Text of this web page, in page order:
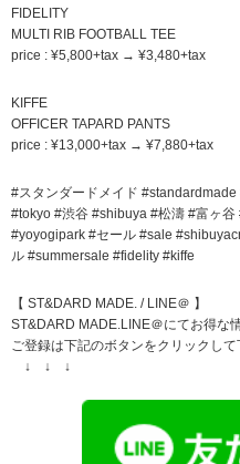
FIDELITY
MULTI RIB FOOTBALL TEE
price : ¥5,800+tax → ¥3,480+tax
KIFFE
OFFICER TAPARD PANTS
price : ¥13,000+tax → ¥7,880+tax
#スタンダードメイド
#tokyo #渋谷 #shibuya #松濤 #富ヶ
#yoyogipark #セール #sale
ル #summersale #fidelity #kiffe
【 ST&DARD MADE. / LINE＠ 】
ST&DARD MADE.LINE＠にてお得な
ご登録は下記のボタンをクリックして
↓ ↓ ↓